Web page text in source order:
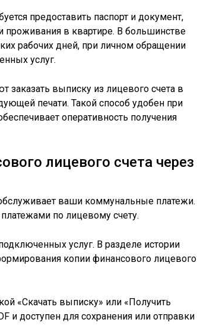
предоставить паспорт и документ,
в квартире. В большинстве
рабочих дней, при личном обращении
услуг.
заказать выписку из лицевого счета в
печати. Такой способ удобен при
оперативность получения
лицевого счета через
ваши коммунальные платежи.
по лицевому счету.
услуг. В разделе истории
копии финансового лицевого
«Скачать выписку» или «Получить
и доступен для сохранения или отправки